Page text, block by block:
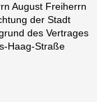
August Freiherrn
der Stadt
des Vertrages
Haag-Straße